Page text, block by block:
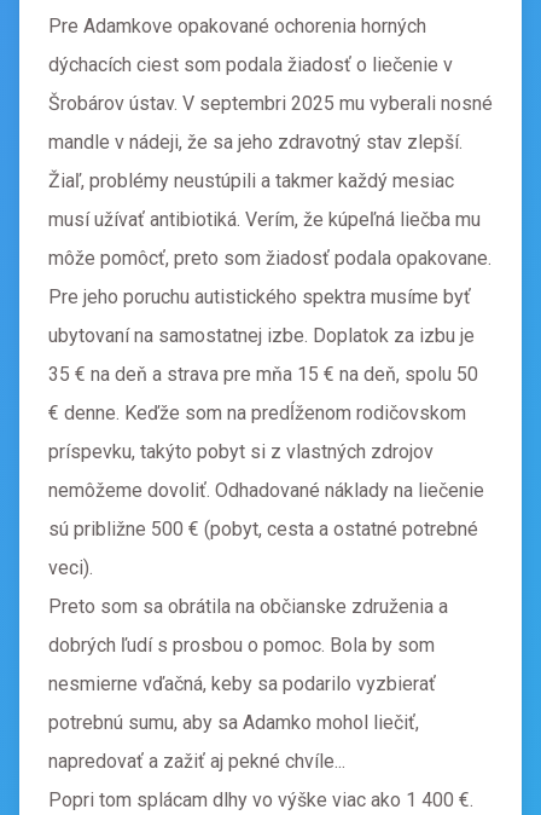
Pre Adamkove opakované ochorenia horných
dýchacích ciest som podala žiadosť o liečenie v
Šrobárov ústav. V septembri 2025 mu vyberali nosné
mandle v nádeji, že sa jeho zdravotný stav zlepší.
Žiaľ, problémy neustúpili a takmer každý mesiac
musí užívať antibiotiká. Verím, že kúpeľná liečba mu
môže pomôcť, preto som žiadosť podala opakovane.
Pre jeho poruchu autistického spektra musíme byť
ubytovaní na samostatnej izbe. Doplatok za izbu je
35 € na deň a strava pre mňa 15 € na deň, spolu 50
€ denne. Keďže som na predĺženom rodičovskom
príspevku, takýto pobyt si z vlastných zdrojov
nemôžeme dovoliť. Odhadované náklady na liečenie
sú približne 500 € (pobyt, cesta a ostatné potrebné
veci).
Preto som sa obrátila na občianske združenia a
dobrých ľudí s prosbou o pomoc. Bola by som
nesmierne vďačná, keby sa podarilo vyzbierať
potrebnú sumu, aby sa Adamko mohol liečiť,
napredovať a zažiť aj pekné chvíle...
Popri tom splácam dlhy vo výške viac ako 1 400 €.